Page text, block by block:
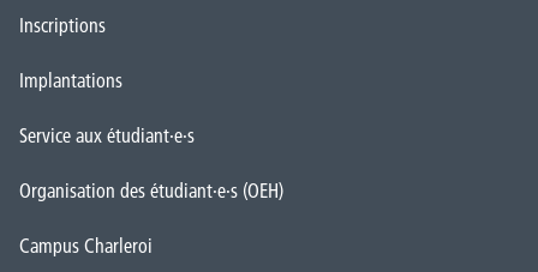
Inscriptions
Implantations
Service aux étudiant·e·s
Organisation des étudiant·e·s (OEH)
Campus Charleroi